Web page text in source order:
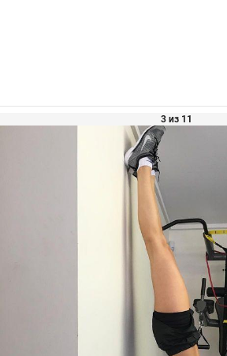
3 из 11